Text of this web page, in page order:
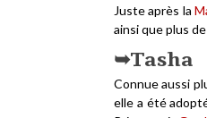
Juste après la
ainsi que plus
Tasha
Connue aussi
elle a été